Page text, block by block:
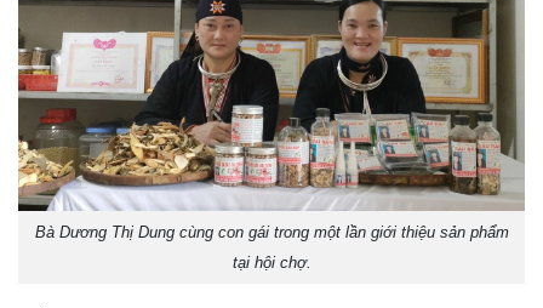
Bà Dương Thị Dung cùng con gái trong một lần giới thiệu sản phẩm
tại hội chợ.